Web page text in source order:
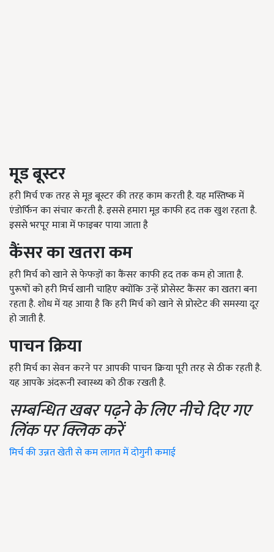
मूड बूस्टर
हरी मिर्च एक तरह से मूड बूस्टर की तरह काम करती है. यह मस्तिष्क में
एंडोर्फिन का संचार करती है. इससे हमारा मूड काफी हद तक खुश रहता है.
इससे भरपूर मात्रा में फाइबर पाया जाता है
कैंसर का खतरा कम
हरी मिर्च को खाने से फेफड़ों का कैंसर काफी हद तक कम हो जाता है.
पुरूषों को हरी मिर्च खानी चाहिए क्योंकि उन्हें प्रोसेस्ट कैंसर का खतरा बना
रहता है. शोध में यह आया है कि हरी मिर्च को खाने से प्रोस्टेट की समस्या दूर
हो जाती है.
पाचन क्रिया
हरी मिर्च का सेवन करने पर आपकी पाचन क्रिया पूरी तरह से ठीक रहती है.
यह आपके अंदरूनी स्वास्थ्य को ठीक रखती है.
सम्बन्धित खबर पढ़ने के लिए नीचे दिए गए
लिंक पर क्लिक करें
मिर्च की उन्नत खेती से कम लागत में दोगुनी कमाई